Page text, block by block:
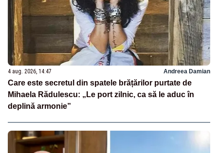
4 aug. 2026, 14:47 Andreea Damian
Care este secretul din spatele brățărilor purtate de
Mihaela Rădulescu: „Le port zilnic, ca să le aduc în
deplină armonie”